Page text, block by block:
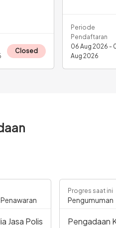
Closed
Periode
Pendaftaran
06 Aug 2026 -
Aug 2026
Jasa Polis
Progres saat ini
Pengumuman
Pengadaan